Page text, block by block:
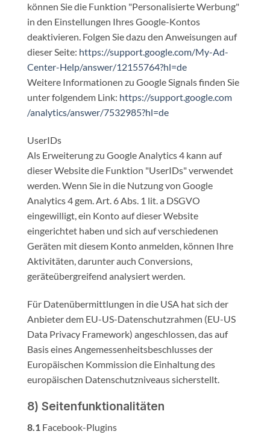
können Sie die Funktion "Personalisierte Werbung"
in den Einstellungen Ihres Google-Kontos
deaktivieren. Folgen Sie dazu den Anweisungen auf
dieser Seite: https://support.google.com/My-Ad-
Center-Help/answer/12155764?hl=de
Weitere Informationen zu Google Signals finden Sie
unter folgendem Link: https://support.google.com
/analytics/answer/7532985?hl=de
UserIDs
Als Erweiterung zu Google Analytics 4 kann auf
dieser Website die Funktion "UserIDs" verwendet
werden. Wenn Sie in die Nutzung von Google
Analytics 4 gem. Art. 6 Abs. 1 lit. a DSGVO
eingewilligt, ein Konto auf dieser Website
eingerichtet haben und sich auf verschiedenen
Geräten mit diesem Konto anmelden, können Ihre
Aktivitäten, darunter auch Conversions,
geräteübergreifend analysiert werden.
Für Datenübermittlungen in die USA hat sich der
Anbieter dem EU-US-Datenschutzrahmen (EU-US
Data Privacy Framework) angeschlossen, das auf
Basis eines Angemessenheitsbeschlusses der
Europäischen Kommission die Einhaltung des
europäischen Datenschutzniveaus sicherstellt.
8) Seitenfunktionalitäten
8.1 Facebook-Plugins